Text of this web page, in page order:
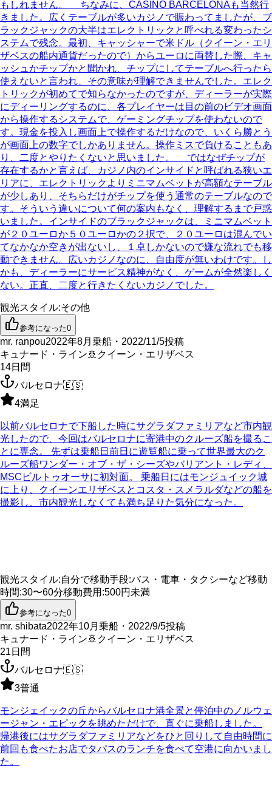
もしれません。 ちなみに、CASINO BARCELONAも当然行
きました。広くテーブルが多いカジノで賑わってましたが、ブ
ラックジャックの大半はエレクトリックと呼べれる変わったシ
ステムで残念。最初、キャッシャーで米ドル（クイーン・エリ
ザベスの船内通貨だったので）からユーロに両替した際、キャ
ッシュかチップかと聞かれ、チップにしてテーブルへ行ったら
使えないと言われ、その意味が理解できませんでした。エレク
トリックが初めてで知らなかったのですが、ディーラーが実際
にディーリングするのに、各プレイヤーは目の前のビデオ画面
から操作するシステムで、ゲーミングチップを使わないので
す。現金を投入し画面上で操作するだけなので、いくら勝とう
が画面上の数字でしかありません。操作ミスで負けることもあ
り、二度とやりたくないと思いました。 ではなぜチップが
存在するかと言えば、カジノ内のインサイドと呼ばれる狭いエ
リアに、エレクトリックよりミニマムベットが高額なテーブル
が少しあり、そちらだけがチップを使う通常のテーブルなので
す。そういう違いについて何の案内もなく、理解するまで戸惑
いました。インサイドのブラックジャックは、ミニマムベット
が２０ユーロか５０ユーロかの２択で、２０ユーロは混んでい
てなかなか空きが出ないし、１卓しかないので嫌な流れでも移
動できません。広いカジノなのに、自由度が無いわけです。し
かも、ディーラーにサービス精神がなく、ゲームが全然楽しく
ない。正直、二度と行きたくないカジノでした。
観光スタイル:その他
参考になった0
mr. ranpou2022年8月乗船・2022/11/5投稿
キュナード・ライン 🚢 クイーン・エリザベス
14日間
バルセロナ🇪🇸
4満足
以前バルセロナで下船した時にサグラダファミリアなど市内観
光したので、今回はバルセロナに寄港中のクルーズ船を撮るこ
とに専念。 先ずは乗船日前日に遊覧船に乗って世界最大のク
ルーズ船ワンダー・オブ・ザ・シーズやバリアント・レディ、
MSCビルトゥオーサに初対面。 乗船日にはモンジュイック城
に上り、クイーンエリザベスとコスタ・スメラルダなどの船を
撮影し、市内観光しなくても満ち足りた気分になった。
観光スタイル:自分で移動手段:バス・電車・タクシーなど移動
時間:30〜60分移動費用 :500円未満
参考になった0
mr. shibata2022年10月乗船・2022/9/5投稿
キュナード・ライン 🚢 クイーン・エリザベス
21 日間
バルセロナ🇪🇸
3普通
モンジェイックの丘からバルセロナ港全景と停泊中のノルウェ
ージャン・エピックを眺めただけで、直ぐに乗船しました。
帰港後にはサグラダファミリアなどをひと回りして自由時間に
前回も食べたお店でタパスのランチを食べて空港に向かいまし
た。